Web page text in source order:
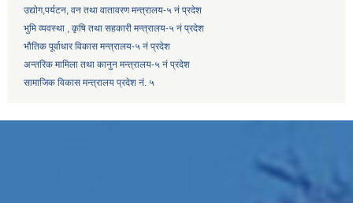
उद्याेग,पर्यटन, वन तथा वातावरण मन्त्रालय-५ नं प्रदेश
भुमि व्यवस्था , कृषि तथा सहकारी मन्त्रालय-५ नं प्रदेश
भौतिक पूर्वाधार विकास मन्त्रालय-५ नं प्रदेश
अन्तरिक मामिला तथा कानुन मन्त्रालय-५ नं प्रदेश
सामाजिक विकास मन्त्रालय प्रदेश नं. ५